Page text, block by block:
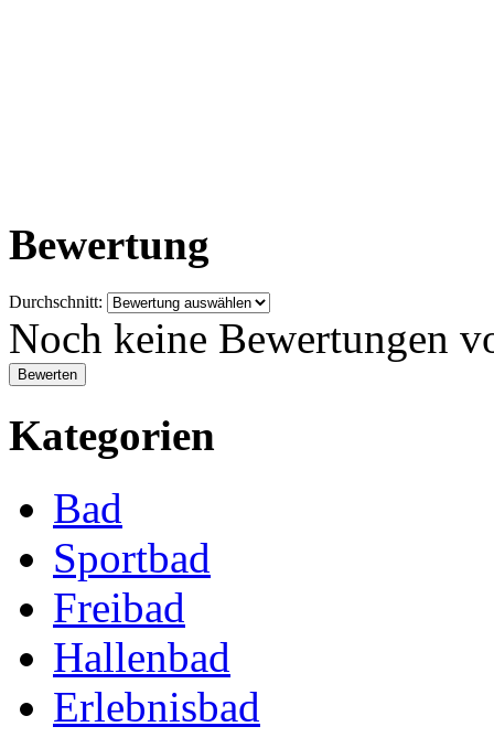
Bewertung
Durchschnitt:
Noch keine Bewertungen
Kategorien
Bad
Sportbad
Freibad
Hallenbad
Erlebnisbad